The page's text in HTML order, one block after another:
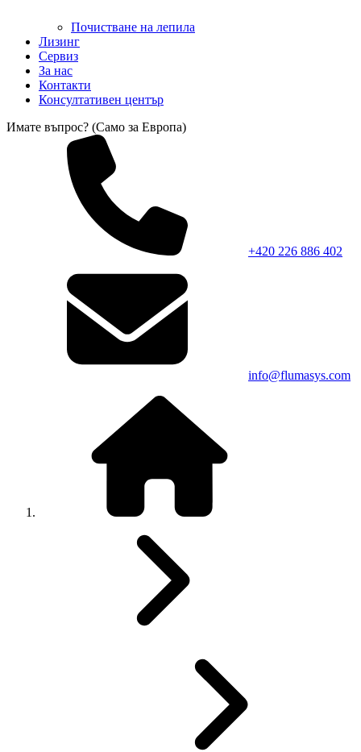
Почистване на лепила
Лизинг
Сервиз
За нас
Контакти
Консултативен център
Имате въпрос? (Само за Европа)
+420 226 886 402
info@flumasys.com